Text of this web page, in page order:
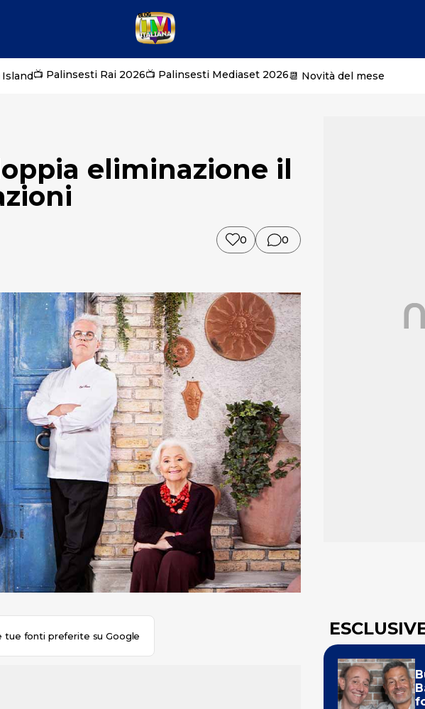
📺 Palinsesti Rai 2026📺 Palinsesti Mediaset 2026📆 Novità del mese
eliminazione il
0 0
tue fonti preferite su Google